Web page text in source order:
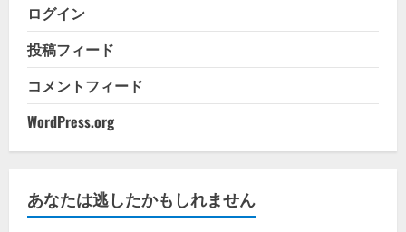
ログイン
投稿フィード
コメントフィード
WordPress.org
あなたは逃したかもしれません